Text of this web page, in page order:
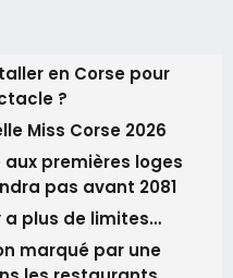
marqué par une
les restaurants
CNI et recevez par
et une sélection de